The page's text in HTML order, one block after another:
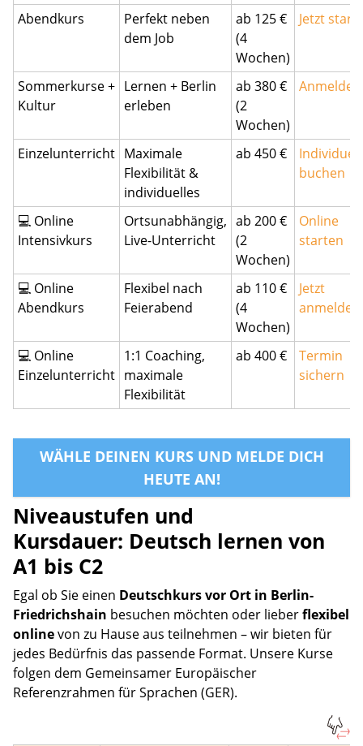
Abendkurs
Perfekt neben
dem Job
ab 125 €
(4
Wochen)
Jetzt
Sommerkurse +
Kultur
Lernen + Berlin
erleben
ab 380 €
(2
Wochen)
Anmelden
Einzelunterricht Maximale
Flexibilität &
individuelles
ab 450 €
Individuell
buchen
💻 Online
Intensivkurs
Ortsunabhängig,
Live-Unterricht
ab 200 €
(2
Wochen)
Online
starten
💻 Online
Abendkurs
Flexibel nach
Feierabend
ab 110 €
(4
Wochen)
Jetzt
anmelden
💻 Online
Einzelunterricht
1:1 Coaching,
maximale
Flexibilität
ab 400 €
Termin
sichern
WÄHLE DEINEN KURS UND MELDE DICH
HEUTE AN!
Niveaustufen und
Kursdauer: Deutsch lernen von
A1 bis C2
Egal ob Sie einen Deutschkurs vor Ort in Berlin-
Friedrichshain besuchen möchten oder lieberflexibel
onlinevon zu Hause aus teilnehmen – wir bieten für
jedes Bedürfnis das passende Format. Unsere Kurse
folgen dem Gemeinsamer Europäischer
Referenzrahmen für Sprachen (GER).